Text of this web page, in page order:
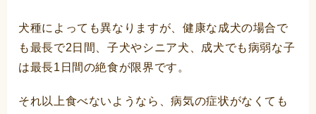
犬種によっても異なりますが、健康な成犬の場合で
も最長で2日間、子犬やシニア犬、成犬でも病弱な子
は最長1日間の絶食が限界です。
それ以上食べないようなら、病気の症状がなくても